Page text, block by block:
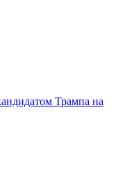
Трампа на